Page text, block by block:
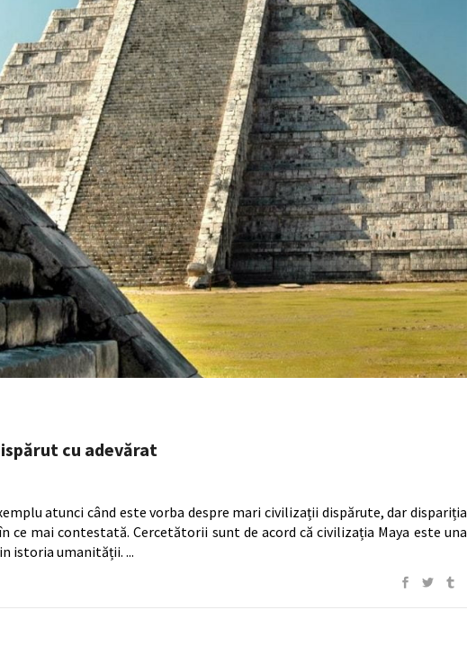
cu adevărat
atunci când este vorba despre mari civilizații dispărute, dar dispariția
ce mai contestată. Cercetătorii sunt de acord că civilizația Maya este una
istoria umanității.